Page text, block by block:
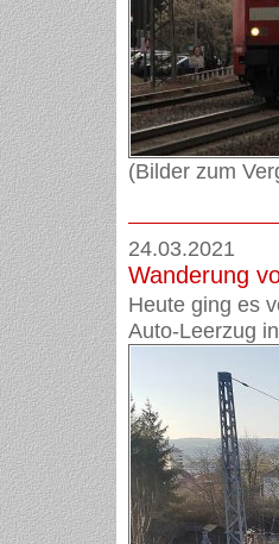
(Bilder zum
24.03.2021
Wanderung
Heute ging es
Auto-Leerzug